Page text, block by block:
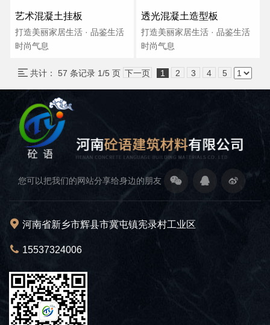
艺术混凝土挂板
打造美丽家居生活 · 品鉴生活
时尚气息
透光混凝土造型板
打造美丽家居生活 · 品鉴生活
时尚气息
共计： 57 条记录 1/5 页 下一页 1 2 3 4 5
您可以把我们的网站分享给身边的朋友
河南省新乡市辉县市冀屯镇宪录村工业区
15537324006